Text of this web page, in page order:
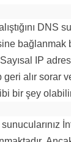
DNS
bağlanmak
IP
geri alır sorar
bir şey